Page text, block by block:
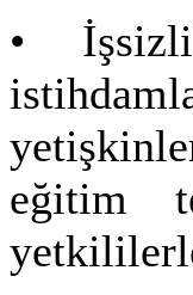
•
eğitim